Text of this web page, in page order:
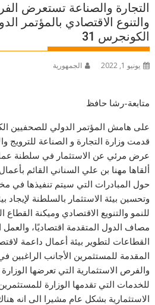
التجارة والصناعة تستعرض
والتنوع الاقتصادي بالمؤتمر
الكونجرس 31
يونيو 1, 2022 الجمهورية
متابعة-رشا حافظ
على هامش المؤتمر الدولي للصحفيين
قدمت وزارة التجارة و الصناعة للترويج
عرض مرئي عن الاستثمار في سلطنة
ألقاها مهنا بن علي السناني القائم
حول المبادرات التي سيتم تنفيذها في
وتحسين بيئة الاستثمار بالسلطنة لإيجاد
للنمو والتنويع الاقتصادي وميكنة
مصاف الدول المتقدمة اقتصاديًا،
القطاعات لتطوير بيئة أعمال داعمة
المقدمة للمستثمرين الأجانب
والفرص الاستثمارية التي تعرضها
للخدمات التي تقدمها الوزارة
الاستثمارية بشكل عام مشيرا الى انه